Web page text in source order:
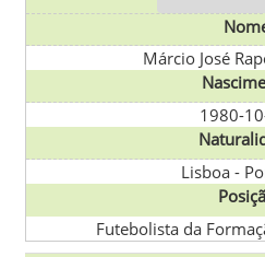
Márcio José
1980-
Lisboa -
Futebolista da